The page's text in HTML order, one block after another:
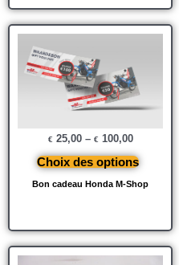
Bon cadeau Honda M-Shop
€ 25,00– € 100,00
Choix des options